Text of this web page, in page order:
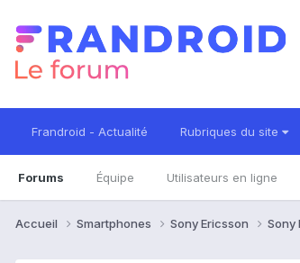
Frandroid - Actualité Rubriques du site
Forums Équipe Utilisateurs en ligne
Accueil Smartphones Sony Ericsson Sony